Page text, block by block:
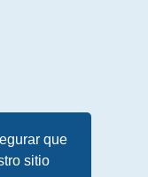
que
sitio